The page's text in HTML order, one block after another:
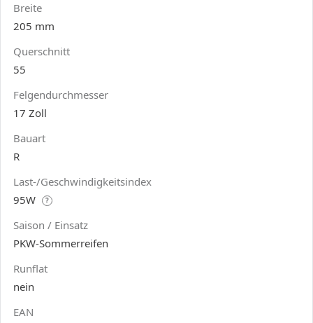
Breite
205 mm
Querschnitt
55
Felgendurchmesser
17 Zoll
Bauart
R
Last-/Geschwindigkeitsindex
95W
?
Saison / Einsatz
PKW-Sommerreifen
Runflat
nein
EAN